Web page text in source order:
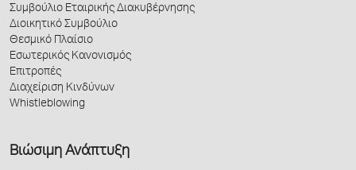
Συμβούλιο Εταιρικής Διακυβέρνησης
Διοικητικό Συμβούλιο
Θεσμικό Πλαίσιο
Εσωτερικός Κανονισμός
Επιτροπές
Διαχείριση Κινδύνων
Whistleblowing
Βιώσιμη Ανάπτυξη